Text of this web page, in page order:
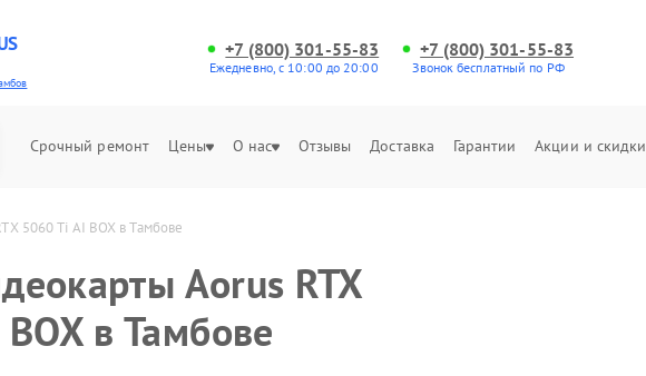
+7 (800) 301-55-83
Ежедневно, с 10:00 до 20:00
+7 (800) 301-55-83
Звонок бесплатный по РФ
Срочный ремонт Цены О нас Отзывы Доставка Гарантии Акции и скидки
5060 Ti AI BOX в Тамбове
Aorus RTX
в Тамбове